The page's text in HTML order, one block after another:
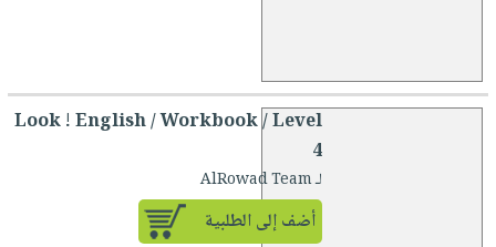
Look ! English / Workbook / Level
4
لـ AlRowad Team
أضف إلى الطلبية